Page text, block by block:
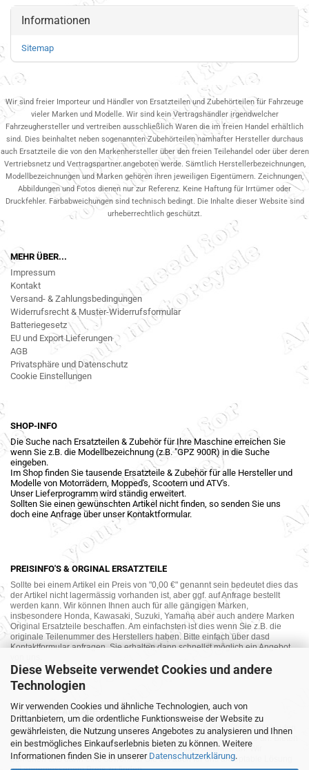
Diese Webseite verwendet Cookies und andere
Technologien
Wir verwenden Cookies und ähnliche Technologien, auch von
Drittanbietern, um die ordentliche Funktionsweise der Website zu
gewährleisten, die Nutzung unseres Angebotes zu analysieren und Ihnen
ein bestmögliches Einkaufserlebnis bieten zu können. Weitere
Informationen finden Sie in unserer Datenschutzerklärung.
Informationen
Sitemap
Wir sind freier Importeur und Händler von Ersatzteilen und Zubehörteilen für Fahrzeuge
vieler Marken und Modelle. Wir sind kein Vertragshändler irgendwelcher
Fahrzeughersteller und vertreiben ausschließlich Waren die im freien Handel erhältlich
sind. Dies beinhaltet neben sogenannten Zubehörteilen namhafter Hersteller durchaus
auch Ersatzteile die von den Markenhersteller über den freien Teilehandel oder über deren
Vertriebsnetz und Vertragspartner.angeboten werde. Sämtlich Herstellerbezeichnungen,
Modellbezeichnungen und Marken gehören ihren jeweiligen Eigentümern. Zeichnungen,
Abbildungen und Fotos dienen nur zur Referenz. Keine Haftung für Irrtümer oder
Druckfehler. Farbabweichungen sind technisch bedingt. Die Inhalte dieser Website sind
urheberrechtlich geschützt.
MEHR ÜBER...
Impressum
Kontakt
Versand- & Zahlungsbedingungen
Widerrufsrecht & Muster-Widerrufsformular
Batteriegesetz
EU und Export Lieferungen
AGB
Privatsphäre und Datenschutz
Cookie Einstellungen
SHOP-INFO
Die Suche nach Ersatzteilen & Zubehör für Ihre Maschine erreichen Sie
wenn Sie z.B. die Modellbezeichnung (z.B. "GPZ 900R) in die Suche
eingeben.
Im Shop finden Sie tausende Ersatzteile & Zubehör für alle Hersteller und
Modelle von Motorrädern, Mopped's, Scootern und ATV's.
Unser Lieferprogramm wird ständig erweitert.
Sollten Sie einen gewünschten Artikel nicht finden, so senden Sie uns
doch eine Anfrage über unser Kontaktformular.
PREISINFO'S & ORGINAL ERSATZTEILE
Sollte bei einem Artikel ein Preis von "0,00 €" genannt sein bedeutet dies das
der Artikel nicht lagermässig vorhanden ist, aber ggf. auf Anfrage bestellt
werden kann. Wir können Ihnen auch für alle gängigen Marken,
insbesondere Honda, Kawasaki, Suzuki, Yamaha aber auch andere Marken
Original Ersatzteile beschaffen. Am einfachsten ist dies wenn Sie z.B. die
originale Teilenummer des Herstellers haben. Bitte einfach über dasd
Kontaktformular anfragen. Sie erhalten dann schnellst möglich ein Angebot
MOTORRAD-ANKAUF
Sie möchte Ihr altes Motorrad oder Ihre Motorradteile verkaufen ? Wir kaufen
auch gebrauchte Motorräder und Ersatzteilträger sowie Ersatzteile an. Bieten
Sie uns doch unverbindlich das was Sie verkaufen möchten an. Wir
bemühen uns dann eine sowohl für Sie als auch für uns akzeptable Lösung